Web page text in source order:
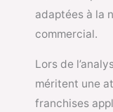
adaptées à la
commercial.
Lors de
méritent une
franchises